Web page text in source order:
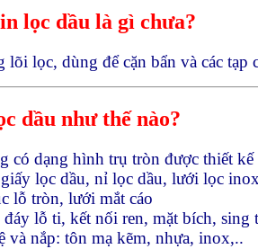
lọc dầu là gì chưa?
lõi lọc, dùng đểcặn bẩn và các
dầu như thế nào?
có dạng hình trụ tròn được thiết kế
lọc dầu, nỉ lọc dầu, lưới lọc inox
lỗ tròn, lưới mắt cáo
đáy lỗ ti, kết nối ren, mặt bích,
và nắp: tôn mạ kẽm, nhựa, inox,..